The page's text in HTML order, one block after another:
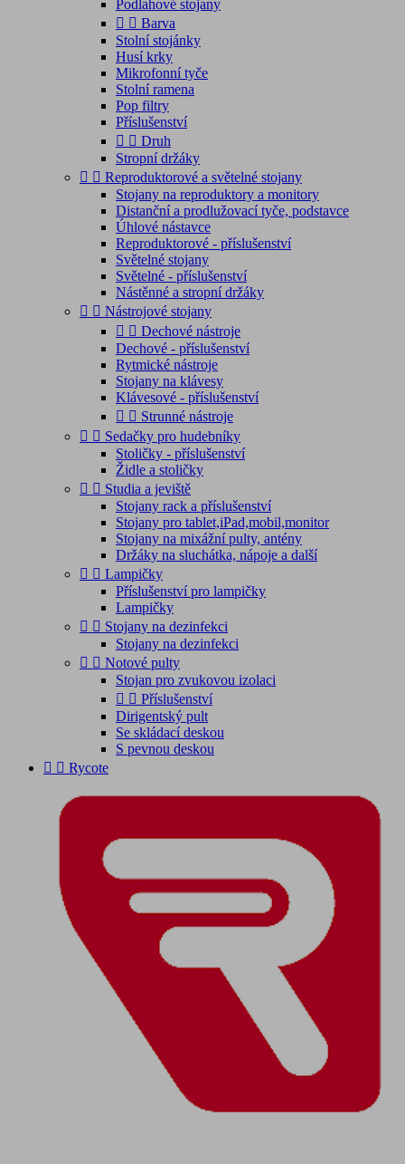
Podlahové stojany
  Barva
Stolní stojánky
Husí krky
Mikrofonní tyče
Stolní ramena
Pop filtry
Příslušenství
  Druh
Stropní držáky
  Reproduktorové a světelné stojany
Stojany na reproduktory a monitory
Distanční a prodlužovací tyče, podstavce
Úhlové nástavce
Reproduktorové - příslušenství
Světelné stojany
Světelné - příslušenství
Nástěnné a stropní držáky
  Nástrojové stojany
  Dechové nástroje
Dechové - příslušenství
Rytmické nástroje
Stojany na klávesy
Klávesové - příslušenství
  Strunné nástroje
  Sedačky pro hudebníky
Stoličky - příslušenství
Židle a stoličky
  Studia a jeviště
Stojany rack a příslušenství
Stojany pro tablet,iPad,mobil,monitor
Stojany na mixážní pulty, antény
Držáky na sluchátka, nápoje a další
  Lampičky
Příslušenství pro lampičky
Lampičky
  Stojany na dezinfekci
Stojany na dezinfekci
  Notové pulty
Stojan pro zvukovou izolaci
  Příslušenství
Dirigentský pult
Se skládací deskou
S pevnou deskou
  Rycote